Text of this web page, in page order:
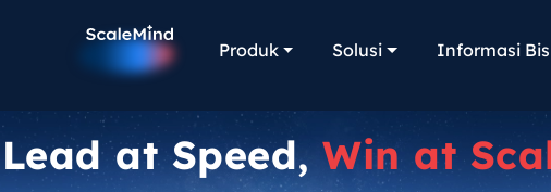
Produk Solusi Informasi
Lead at Speed,Win at